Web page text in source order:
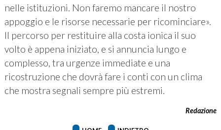
nelle istituzioni. Non faremo mancare il nostro
appoggio e le risorse necessarie per ricominciare».
Il percorso per restituire alla costa ionica il suo
volto è appena iniziato, e si annuncia lungo e
complesso, tra urgenze immediate e una
ricostruzione che dovrà fare i conti con un clima
che mostra segnali sempre più estremi.
Redazione